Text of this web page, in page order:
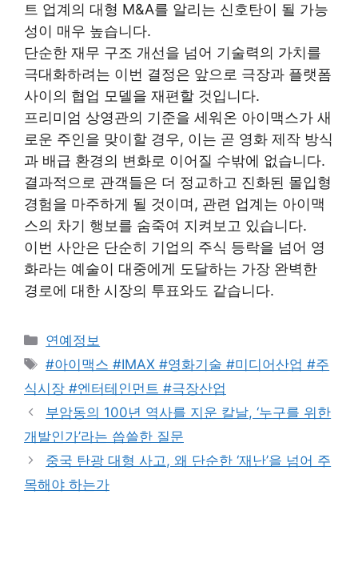
트 업계의 대형 M&A를 알리는 신호탄이 될 가능
성이 매우 높습니다.
단순한 재무 구조 개선을 넘어 기술력의 가치를
극대화하려는 이번 결정은 앞으로 극장과 플랫폼
사이의 협업 모델을 재편할 것입니다.
프리미엄 상영관의 기준을 세워온 아이맥스가 새
로운 주인을 맞이할 경우, 이는 곧 영화 제작 방식
과 배급 환경의 변화로 이어질 수밖에 없습니다.
결과적으로 관객들은 더 정교하고 진화된 몰입형
경험을 마주하게 될 것이며, 관련 업계는 아이맥
스의 차기 행보를 숨죽여 지켜보고 있습니다.
이번 사안은 단순히 기업의 주식 등락을 넘어 영
화라는 예술이 대중에게 도달하는 가장 완벽한
경로에 대한 시장의 투표와도 같습니다.
Categories
연예정보
Tags
#아이맥스 #IMAX #영화기술 #미디어산업 #주
식시장 #엔터테인먼트 #극장산업
부암동의 100년 역사를 지운 칼날, ‘누구를 위한
개발인가’라는 씁쓸한 질문
중국 탄광 대형 사고, 왜 단순한 ‘재난’을 넘어 주
목해야 하는가